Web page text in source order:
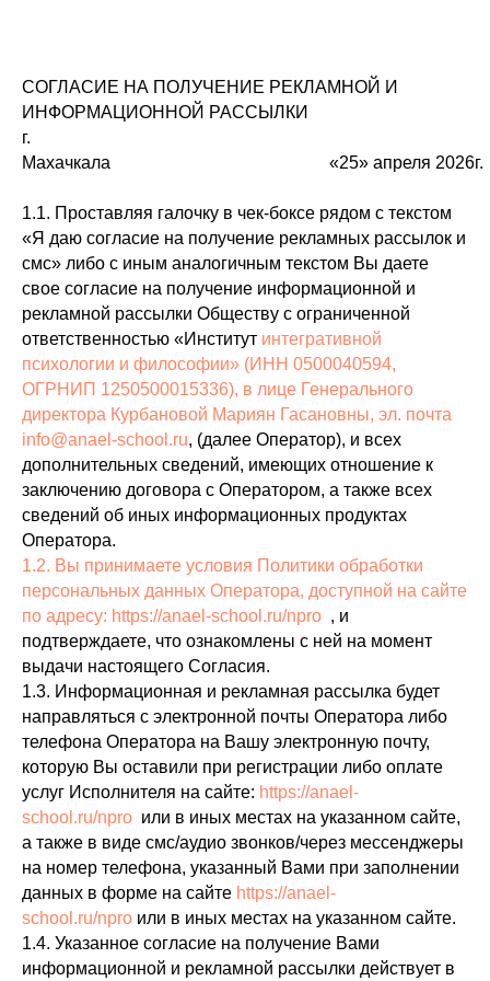
СОГЛАСИЕ НА ПОЛУЧЕНИЕ РЕКЛАМНОЙ И
ИНФОРМАЦИОННОЙ РАССЫЛКИ
г.
Махачкала «25» апреля 2026г.
1.1. Проставляя галочку в чек-боксе рядом с текстом
«Я даю согласие на получение рекламных рассылок и
смс» либо с иным аналогичным текстом Вы даете
свое согласие на получение информационной и
рекламной рассылки Обществу с ограниченной
ответственностью «Институт интегративной
психологии и философии» (ИНН 0500040594,
ОГРНИП 1250500015336), в лице Генерального
директора Курбановой Мариян Гасановны, эл. почта
info@anael-school.ru, (далее Оператор), и всех
дополнительных сведений, имеющих отношение к
заключению договора с Оператором, а также всех
сведений об иных информационных продуктах
Оператора.
1.2. Вы принимаете условия Политики обработки
персональных данных Оператора, доступной на сайте
по адресу: https://anael-school.ru/npro , и
подтверждаете, что ознакомлены с ней на момент
выдачи настоящего Согласия.
1.3. Информационная и рекламная рассылка будет
направляться с электронной почты Оператора либо
телефона Оператора на Вашу электронную почту,
которую Вы оставили при регистрации либо оплате
услуг Исполнителя на сайте: https://anael-
school.ru/npro или в иных местах на указанном сайте,
а также в виде смс/аудио звонков/через мессенджеры
на номер телефона, указанный Вами при заполнении
данных в форме на сайте https://anael-
school.ru/npro или в иных местах на указанном сайте.
1.4. Указанное согласие на получение Вами
информационной и рекламной рассылки действует в